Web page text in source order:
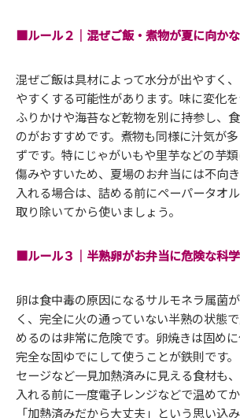
■ルール２｜混ぜご飯・煮物が夏に向か
混ぜご飯は具材によって水分が出やすく
やすくする可能性があります。味に変化を
ふりかけや海苔など乾物を別に持参し、
のがおすすめです。煮物も同様に汁気が
ずです。特にじゃがいもや里芋などの芋
傷みやすいため、夏場のお弁当には不向
入れる場合は、詰める前にペーパータオ
取り除いてから使いましょう。
■ルール３｜半熟卵がお弁当に危険な科
卵は食中毒の原因になるサルモネラ属菌
く、完全に火の通っていない半熟の状態
めるのは非常に危険です。卵焼きは固め
完全な固ゆでにして使うことが鉄則です
セージなど一見加熱済みに見える食材も
入れる前に一度電子レンジなどで温めてか
「加熱済みだから大丈夫」という思い込